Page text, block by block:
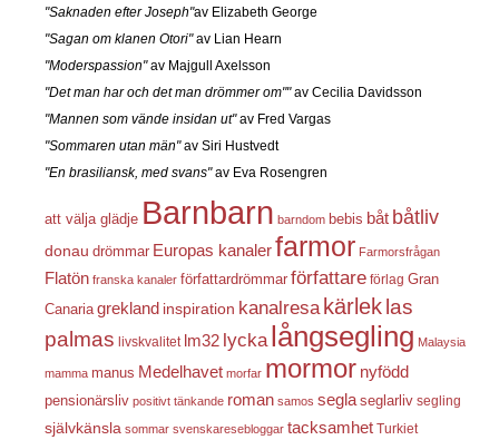
"Saknaden efter Joseph"av Elizabeth George
"Sagan om klanen Otori"av Lian Hearn
"Moderspassion"av Majgull Axelsson
"Det man har och det man drömmer om""av Cecilia Davidsson
"Mannen som vände insidan ut"av Fred Vargas
"Sommaren utan män"av Siri Hustvedt
"En brasiliansk, med svans"av Eva Rosengren
att välja glädje Barnbarn barndom bebis båt båtliv
donau drömmar Europas kanalerfarmor Farmorsfrågan
Flatön franska kanaler författardrömmar författare förlag Gran
Canaria grekland inspiration kanalresa kärlek las
palmas livskvalitet lm32 lycka långsegling Malaysia
mamma manus Medelhavet morfar mormor nyfödd
pensionärsliv positivt tänkande roman samos segla seglarliv segling
självkänsla sommar svenskaresebloggar tacksamhet Turkiet